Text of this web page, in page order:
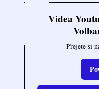
Videa
Přejete si